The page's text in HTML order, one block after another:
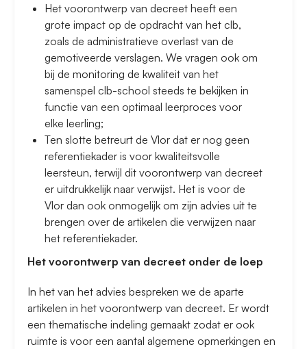
Het voorontwerp van decreet heeft een
grote impact op de opdracht van het clb,
zoals de administratieve overlast van de
gemotiveerde verslagen. We vragen ook om
bij de monitoring de kwaliteit van het
samenspel clb-school steeds te bekijken in
functie van een optimaal leerproces voor
elke leerling;
Ten slotte betreurt de Vlor dat er nog geen
referentiekader is voor kwaliteitsvolle
leersteun, terwijl dit voorontwerp van decreet
er uitdrukkelijk naar verwijst. Het is voor de
Vlor dan ook onmogelijk om zijn advies uit te
brengen over de artikelen die verwijzen naar
het referentiekader.
Het voorontwerp van decreet onder de loep
In het van het advies bespreken we de aparte
artikelen in het voorontwerp van decreet. Er wordt
een thematische indeling gemaakt zodat er ook
ruimte is voor een aantal algemene opmerkingen en